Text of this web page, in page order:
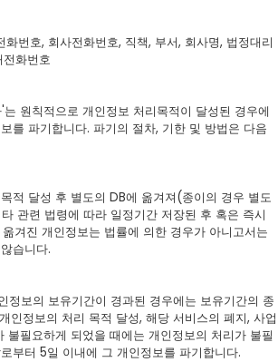
화번호, 회사전화번호, 직책, 부서, 회사명, 법정대리
화번호
원칙적으로 개인정보 처리목적이 달성된 경우에
를 파기합니다. 파기의 절차, 기한 및 방법은 다음
적 달성 후 별도의 DB에 옮겨져(종이의 경우 별도
관련 법령에 따라 일정기간 저장된 후 혹은 즉시
겨진 개인정보는 법률에 의한 경우가 아니고서는
습니다.
정보의 보유기간이 경과된 경우에는 보유기간의 종
인정보의 처리 목적 달성, 해당 서비스의 폐지, 사업
불필요하게 되었을 때에는 개인정보의 처리가 불필
부터 5일 이내에 그 개인정보를 파기합니다.